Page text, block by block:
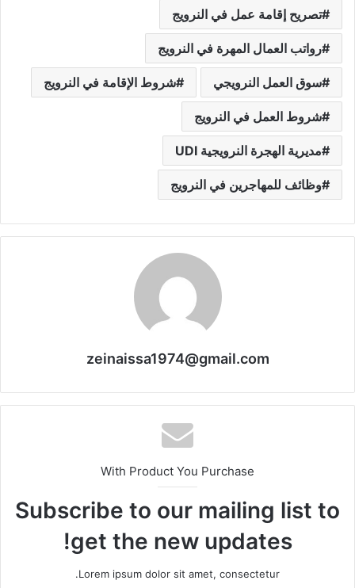
تصريح إقامة عمل في النرويج
رواتب العمال المهرة في النرويج
سوق العمل النرويجي شروط الإقامة في النرويج
شروط العمل في النرويج
مديرية الهجرة النرويجية UDI
وظائف للمهاجرين في النرويج
zeinaissa1974@gmail.com
With Product You Purchase
Subscribe to our mailing list to
get the new updates!
Lorem ipsum dolor sit amet, consectetur.